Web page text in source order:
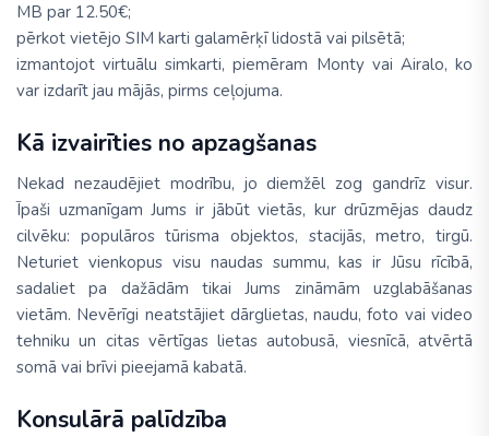
MB par 12.50€;
pērkot vietējo SIM karti galamērķī lidostā vai pilsētā;
izmantojot virtuālu simkarti, piemēram Monty vai Airalo, ko
var izdarīt jau mājās, pirms ceļojuma.
Kā izvairīties no apzagšanas
Nekad nezaudējiet modrību, jo diemžēl zog gandrīz visur.
Īpaši uzmanīgam Jums ir jābūt vietās, kur drūzmējas daudz
cilvēku: populāros tūrisma objektos, stacijās, metro, tirgū.
Neturiet vienkopus visu naudas summu, kas ir Jūsu rīcībā,
sadaliet pa dažādām tikai Jums zināmām uzglabāšanas
vietām. Nevērīgi neatstājiet dārglietas, naudu, foto vai video
tehniku un citas vērtīgas lietas autobusā, viesnīcā, atvērtā
somā vai brīvi pieejamā kabatā.
Konsulārā palīdzība